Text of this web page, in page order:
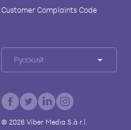
Customer Complaints Code
Русский
© 2026Viber Media S.à r.l.